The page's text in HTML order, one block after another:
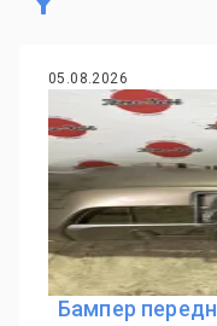
05.08.2026
Бампер